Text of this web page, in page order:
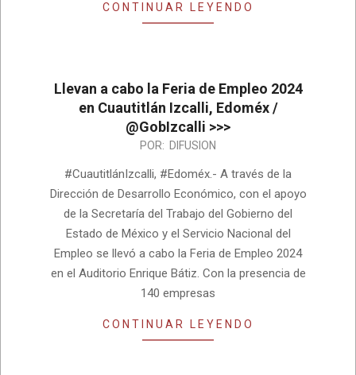
CONTINUAR LEYENDO
Llevan a cabo la Feria de Empleo 2024
en Cuautitlán Izcalli, Edoméx /
@GobIzcalli >>>
POR: DIFUSION
#CuautitlánIzcalli, #Edoméx.- A través de la
Dirección de Desarrollo Económico, con el apoyo
de la Secretaría del Trabajo del Gobierno del
Estado de México y el Servicio Nacional del
Empleo se llevó a cabo la Feria de Empleo 2024
en el Auditorio Enrique Bátiz. Con la presencia de
140 empresas
CONTINUAR LEYENDO